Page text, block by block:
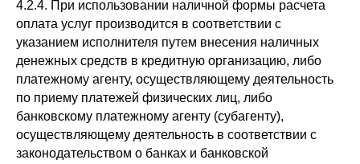
4.2.4. При использовании наличной формы расчета
оплата услуг производится в соответствии с
указанием исполнителя путем внесения наличных
денежных средств в кредитную организацию, либо
платежному агенту, осуществляющему деятельность
по приему платежей физических лиц, либо
банковскому платежному агенту (субагенту),
осуществляющему деятельность в соответствии с
законодательством о банках и банковской